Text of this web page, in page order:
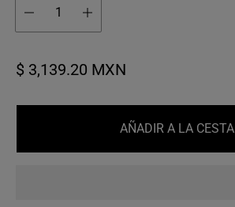
P
e
i
$ 3,139.20 MXN
AÑADIR A LA CESTA